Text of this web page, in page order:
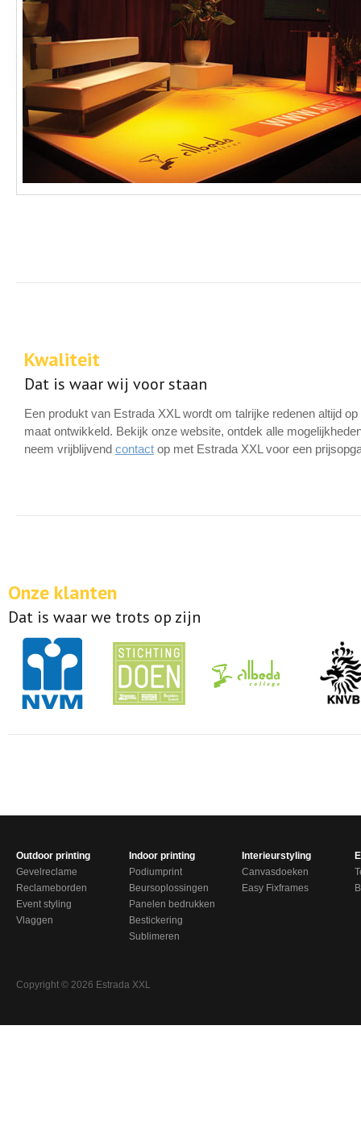
Kwaliteit
Dat is waar wij voor staan
Een produkt van Estrada XXL wordt om talrijke redenen altijd op
maat ontwikkeld. Bekijk onze website, ontdek alle
neem vrijblijvend contact op met Estrada XXL voor een
Onze klanten
Dat is waar we trots op zijn
Outdoor printing
Gevelreclame
Reclameborden
Event styling
Vlaggen
Indoor printing
Podiumprint
Beursoplossingen
Panelen bedrukken
Bestickering
Sublimeren
Interieurstyling
Canvasdoeken
Easy Fixframes
Copyright © 2026 Estrada XXL